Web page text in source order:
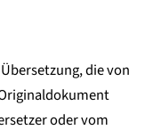
die von
oder vom